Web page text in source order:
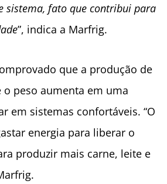
sistema, fato que contribui para
”, indica a Marfrig.
que a produção de
o peso aumenta em uma
em sistemas confortáveis. “O
energia para liberar o
produzir mais carne, leite e